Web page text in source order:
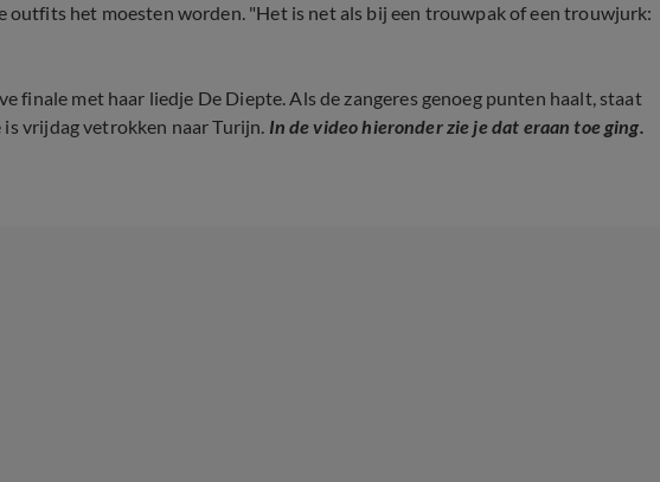
outfits het moesten worden. "Het is net als bij een trouwpak of een trouwjurk:
finale met haar liedje De Diepte. Als de zangeres genoeg punten haalt, staat
vrijdag vetrokken naar Turijn. In de video hieronder zie je dat eraan toe ging.